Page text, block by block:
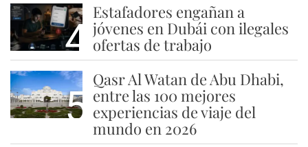
4
Estafadores engañan a
jóvenes en Dubái con ilegales
ofertas de trabajo
5
Qasr Al Watan de Abu Dhabi,
entre las 100 mejores
experiencias de viaje del
mundo en 2026